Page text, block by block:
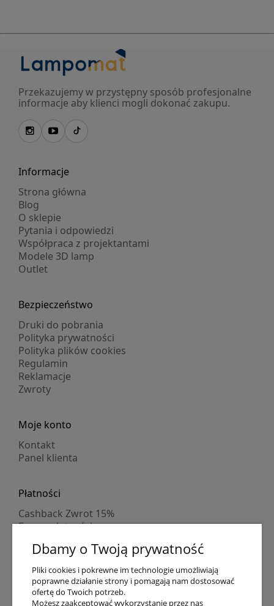
Przekazujemy w przystępny sposób profesjonalne
informacje aby klienci mogli dokonać zakupu.
Informacje
Strona główna
Blog
O sklepie
Pytania i odpowiedzi
Współpraca z projektantami
Modele 3D lamp
Outlet
Bezpieczeństwo
Druki do pobrania
Polityka prywatności
Polityka plików cookies
Regulamin
Reklamacje
Zwroty
Moje konto
Kontakt
Panel klienta
Płatności
Cashback Zwrot 15%
Formy płatności
Numer konta
PayPo kupujesz, nie płacisz
Progi rabatowe
Promocje
Dbamy o Twoją prywatność
Pliki cookies i pokrewne im technologie umożliwiają
poprawne działanie strony i pomagają nam dostosować
ofertę do Twoich potrzeb.
Możesz zaakceptować wykorzystanie przez nas